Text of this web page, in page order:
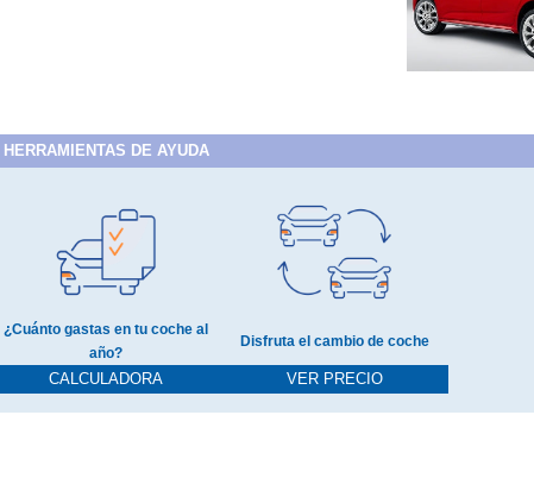
HERRAMIENTAS DE AYUDA
¿Cuánto gastas en tu coche al
año?
CALCULADORA
Disfruta el cambio de coche
VER PRECIO